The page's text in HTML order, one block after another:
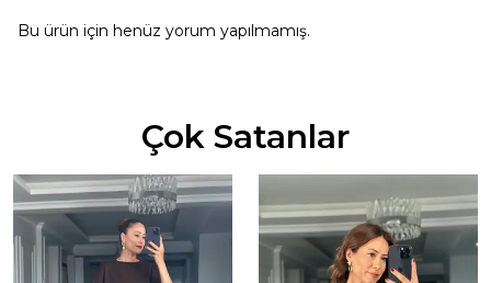
Bu ürün için henüz yorum yapılmamış.
Çok Satanlar